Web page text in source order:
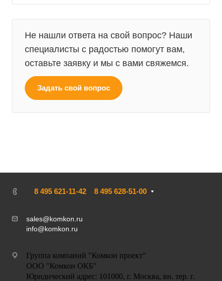
Не нашли ответа на свой вопрос? Наши
специалисты с радостью помогут вам,
оставьте заявку и мы с вами свяжемся.
Задать свой вопрос
8 495 621-11-42 8 495 628-51-00
sales@komkon.ru
info@komkon.ru
Группа компаний "Комкон проект"
ООО "Комкон ОКБ"
Юридический адрес: 101000, г. Москва, вн. тер. г.